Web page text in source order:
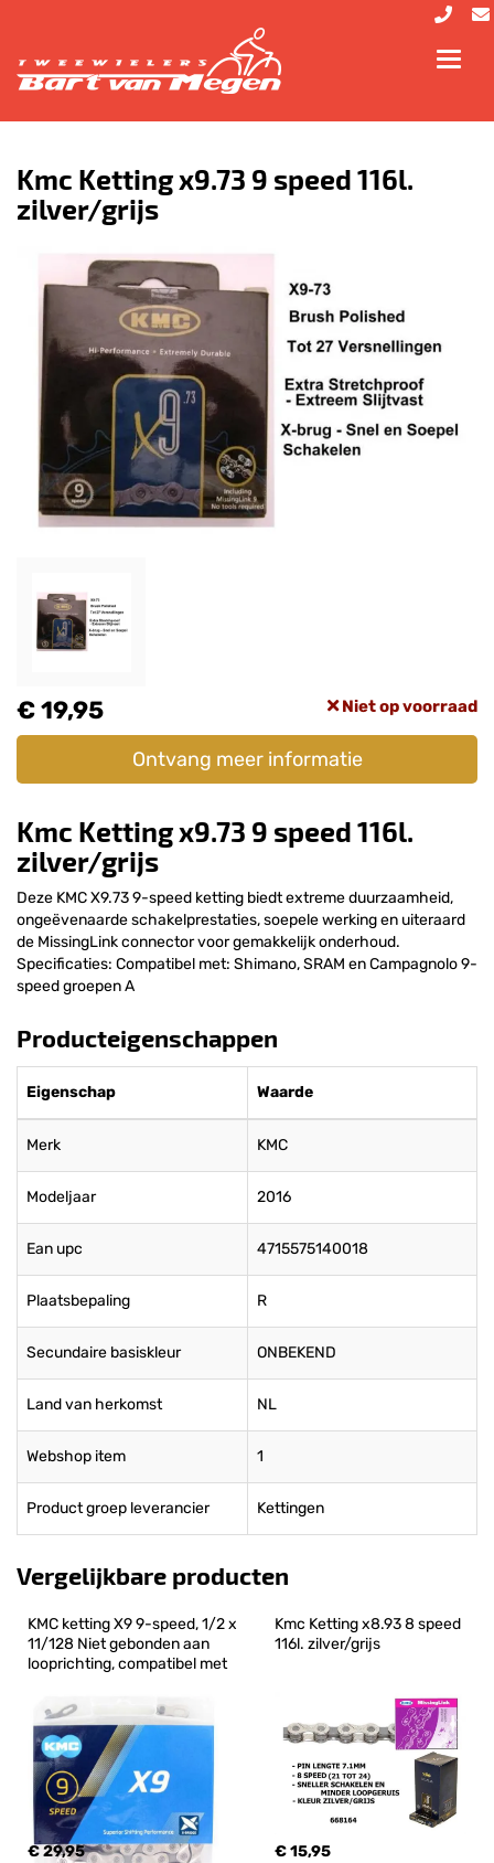
Kmc Ketting x9.73 9 speed 116l.
zilver/grijs
€ 19,95 Niet op voorraad
Ontvang meer informatie
Kmc Ketting x9.73 9 speed 116l.
zilver/grijs
Deze KMC X9.73 9-speed ketting biedt extreme duurzaamheid,
ongeëvenaarde schakelprestaties, soepele werking en uiteraard
de MissingLink connector voor gemakkelijk onderhoud.
Specificaties: Compatibel met: Shimano, SRAM en Campagnolo 9-
speed groepen A
Producteigenschappen
Eigenschap Waarde
Merk KMC
Modeljaar 2016
Ean upc 4715575140018
Plaatsbepaling R
Secundaire basiskleur ONBEKEND
Land van herkomst NL
Webshop item 1
Product groep leverancier Kettingen
Vergelijkbare producten
KMC ketting X9 9-speed, 1/2 x
11/128 Niet gebonden aan
looprichting, compatibel met
€ 29,95
Kmc Ketting x8.93 8 speed
116l. zilver/grijs
€ 15,95